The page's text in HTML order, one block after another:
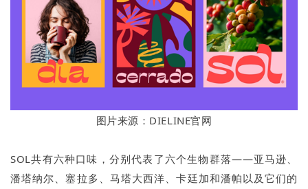
图片来源：DIELINE官网
SOL共有六种口味，分别代表了六个生物群落——亚马逊、
潘塔纳尔、塞拉多、马塔大西洋、卡廷加和潘帕以及它们的